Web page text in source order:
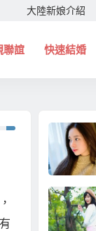
大陸新娘介紹
聯誼 快速結婚